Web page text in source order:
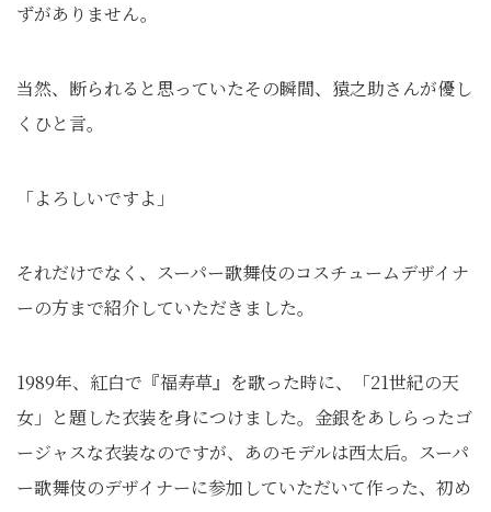
ずがありません。
当然、断られると思っていたその瞬間、猿之助さんが優し
くひと言。
「よろしいですよ」
それだけでなく、スーパー歌舞伎のコスチュームデザイナ
ーの方まで紹介していただきました。
1989年、紅白で『福寿草』を歌った時に、「21世紀の天
女」と題した衣装を身につけました。金銀をあしらったゴ
ージャスな衣装なのですが、あのモデルは西太后。スーパ
ー歌舞伎のデザイナーに参加していただいて作った、初め